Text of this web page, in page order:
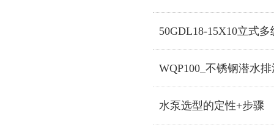
50GDL18-15X10立式
WQP100_不锈钢潜水
水泵选型的定性+步骤